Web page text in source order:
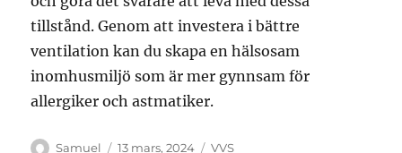
tillstånd. Genom att investera i bättre
ventilation kan du skapa en hälsosam
inomhusmiljö som är mer gynnsam för
allergiker och astmatiker.
Författare
Samuel
Publicerat
13 mars, 2024 Kategorier
VVS